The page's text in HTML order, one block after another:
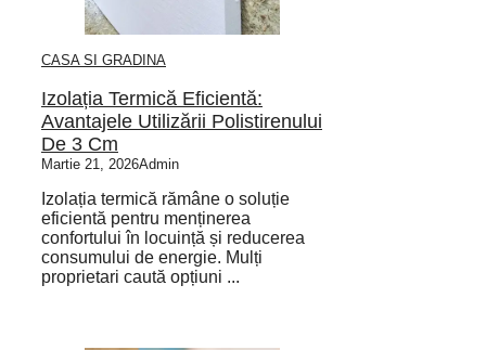
CASA SI GRADINA
Izolația Termică Eficientă:
Avantajele Utilizării Polistirenului
De 3 Cm
Martie 21, 2026Admin
Izolația termică rămâne o soluție
eficientă pentru menținerea
confortului în locuință și reducerea
consumului de energie. Mulți
proprietari caută opțiuni ...